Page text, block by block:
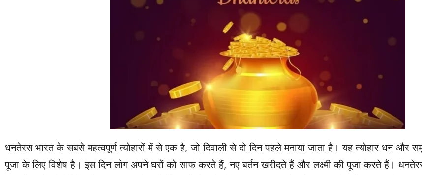
धनतेरस भारत के सबसे महत्वपूर्ण त्योहारों में से एक है, जो दिवाली से दो दिन पहले मनाया जाता है। यह त्योहार धन और
पूजा के लिए विशेष है। इस दिन लोग अपने घरों को साफ करते हैं, नए बर्तन खरीदते हैं और लक्ष्मी की पूजा करते हैं।